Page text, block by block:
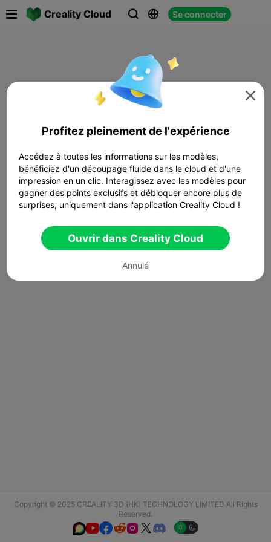
Creality Cloud   Se connecter
Copyright © 2025 CREALITY 3D (HK) TECHNOLOGY LIMITED All Rights
Reserved.
  

Profitez pleinement de l'expérience
Accédez à toutes les informations sur les modèles,
bénéficiez d'un découpage fluide dans le cloud et d'une
impression en un clic. Interagissez avec les modèles pour
gagner des points exclusifs et débloquer encore plus de
surprises, uniquement dans l'application Creality Cloud !
Ouvrir dans Creality Cloud
Annulé